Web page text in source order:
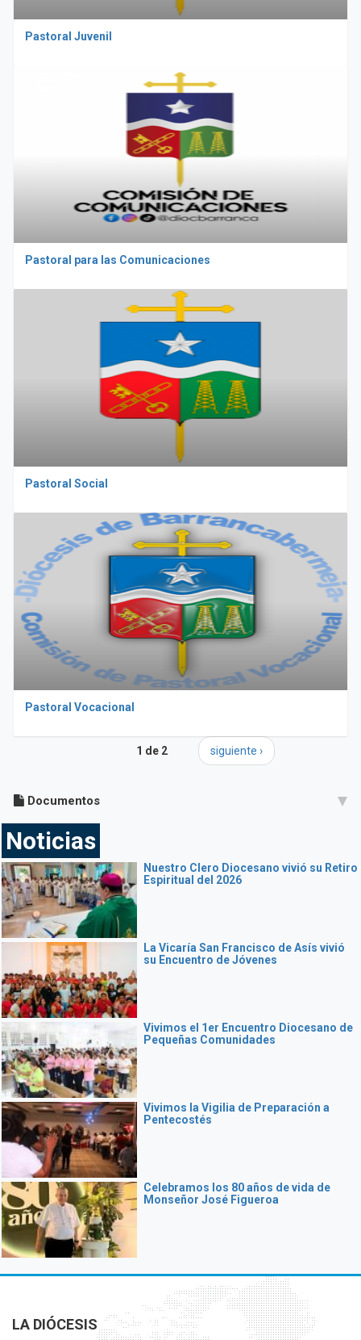
Pastoral Juvenil
Pastoral para las Comunicaciones
Pastoral Social
Pastoral Vocacional
1 de 2 siguiente ›
Documentos
Noticias
Nuestro Clero Diocesano vivió su Retiro
Espiritual del 2026
La Vicaría San Francisco de Asís vivió
su Encuentro de Jóvenes
Vivimos el 1er Encuentro Diocesano de
Pequeñas Comunidades
Vivimos la Vigilia de Preparación a
Pentecostés
Celebramos los 80 años de vida de
Monseñor José Figueroa
LA DIÓCESIS